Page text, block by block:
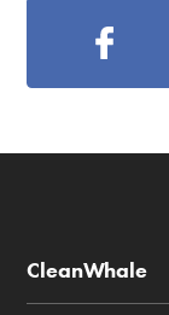
CleanWhale